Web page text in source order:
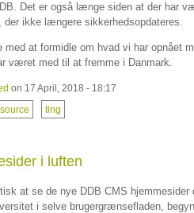
Det er også længe siden at der har
der ikke længere sikkerhedsopdateres.
at formidle om hvad vi har opnået
været med til at fremme i Danmark.
on 17 April, 2018 - 18:17
ting
i luften
at se de nye DDB CMS
i selve brugergrænsefladen,